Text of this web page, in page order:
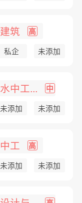
筑 高
私企 未添加
中工... 中
未添加 未添加
工 高
未添加 未添加